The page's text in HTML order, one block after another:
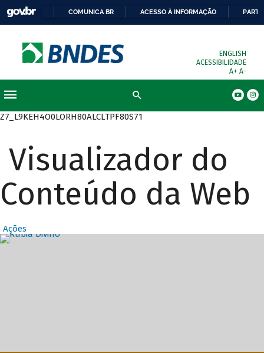
COMUNICA BR ACESSO À INFORMAÇÃO
ENGLISH
ACESSIBILIDADE
A+ A-
Z7_L9KEH4O0LORH80ALCLTPF80S71
Visualizador do
Conteúdo da Web
Ações
Destaques